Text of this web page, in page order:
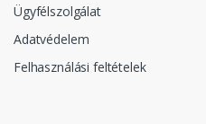
Ügyfélszolgálat
Adatvédelem
Felhasználási feltételek